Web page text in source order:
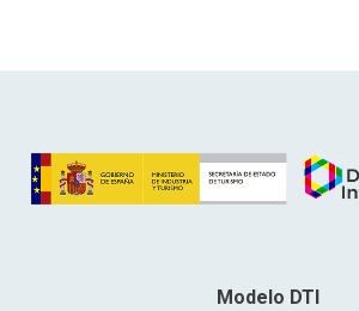
Modelo DTI